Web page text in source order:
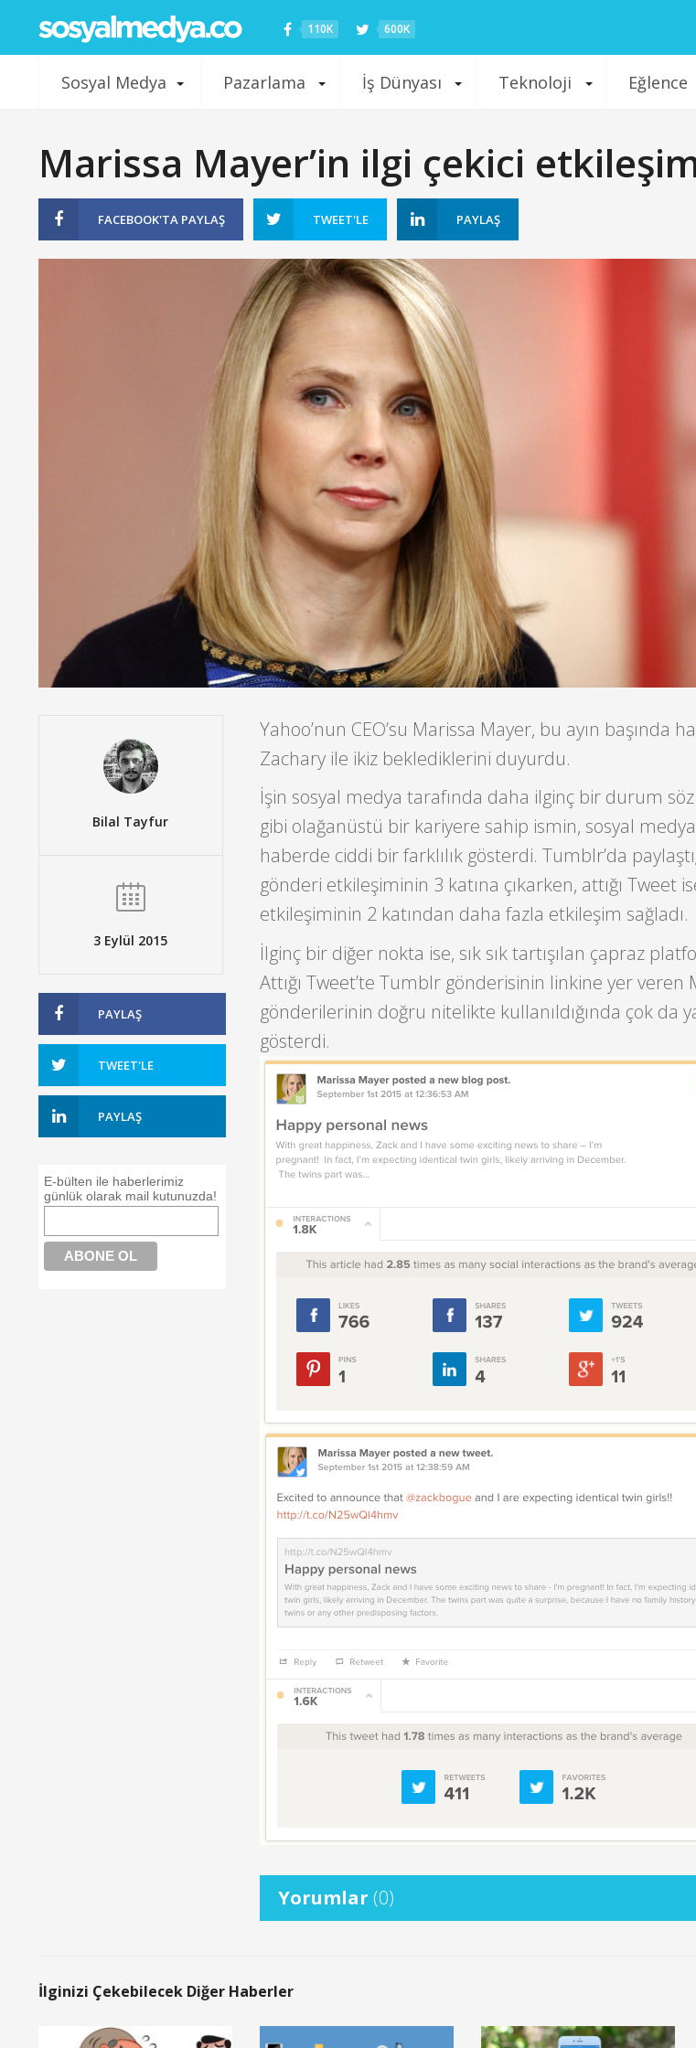
110K 600K
Sosyal Medya Pazarlama İş Dünyası Teknoloji Eğlence
Marissa Mayer’in ilgi çekici
FACEBOOK'TA PAYLAŞ TWEET'LE PAYLAŞ
Bilal Tayfur
3 Eylül 2015
PAYLAŞ
TWEET'LE
PAYLAŞ
E-bülten ile haberlerimiz
günlük olarak mail kutunuzda!
Yahoo’nun CEO’su Marissa Mayer, bu ayın başında
Zachary ile ikiz beklediklerini duyurdu.
İşin sosyal medya tarafında daha ilginç bir durum
gibi olağanüstü bir kariyere sahip ismin, sosyal
haberde ciddi bir farklılık gösterdi. Tumblr’da
gönderi etkileşiminin 3 katına çıkarken, attığı Tweet
etkileşiminin 2 katından daha fazla etkileşim sağladı.
İlginç bir diğer nokta ise, sık sık tartışılan çapraz
Attığı Tweet’te Tumblr gönderisinin linkine yer
gönderilerinin doğru nitelikte kullanıldığında çok da
gösterdi.
Yorumlar (0)
İlginizi Çekebilecek Diğer Haberler